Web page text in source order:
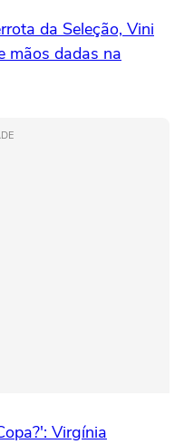
da Seleção, Vini
mãos dadas na
Virgínia